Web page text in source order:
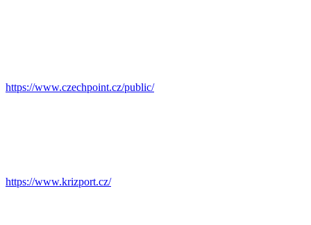
https://www.czechpoint.cz/public/
https://www.krizport.cz/